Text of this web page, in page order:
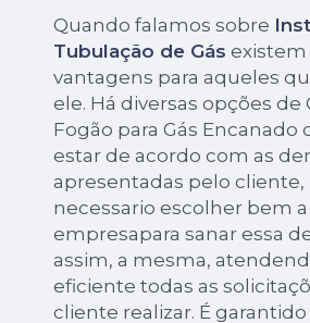
Quando falamos sobre
Tubulação de Gás existem
vantagens para aqueles
ele. Há diversas opções de
Fogão para Gás Encanado
estar de acordo com as
apresentadas pelo cliente,
necessario escolher bem a
empresapara sanar essa
assim, a mesma,
eficiente todas as
cliente realizar. É